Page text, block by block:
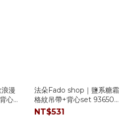
漫
心
三
法朵Fado shop｜鹽系糖霜
格紋吊帶+背心set 9365003
兩色
NT$531